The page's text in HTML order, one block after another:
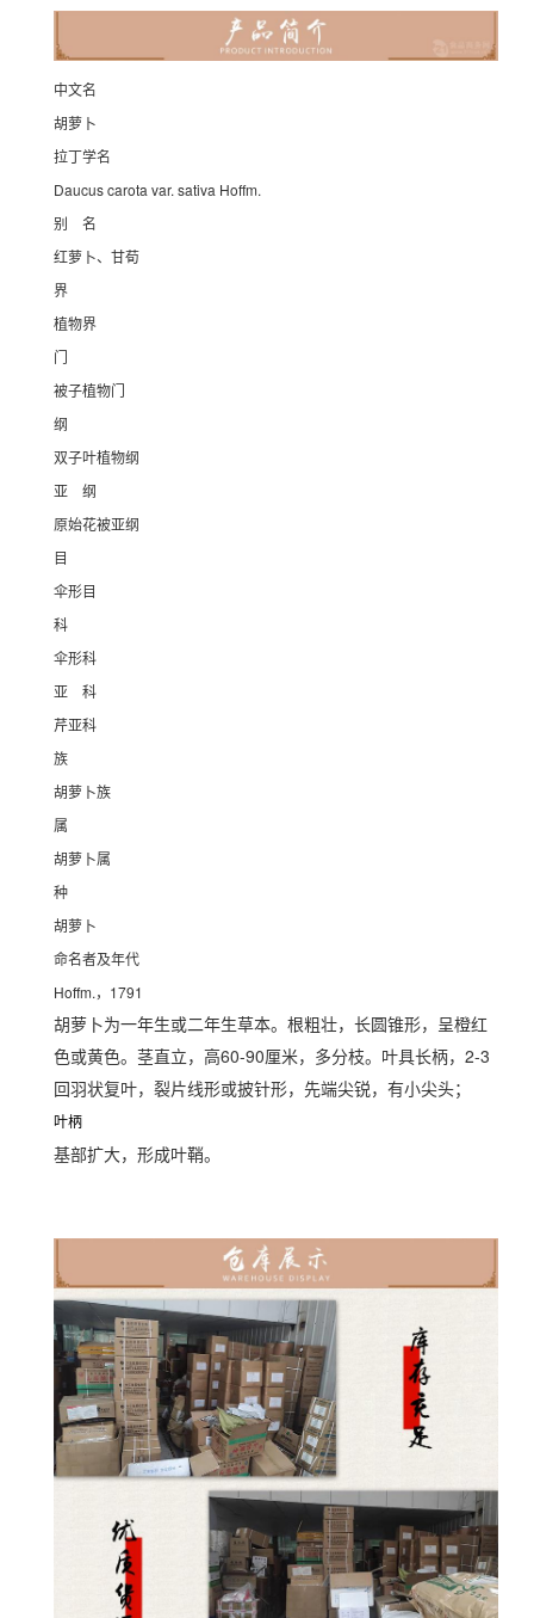
中文名
胡萝卜
拉丁学名
Daucus carota var. sativa Hoffm.
别 名
红萝卜、甘荀
界
植物界
门
被子植物门
纲
双子叶植物纲
亚 纲
原始花被亚纲
目
伞形目
科
伞形科
亚 科
芹亚科
族
胡萝卜族
属
胡萝卜属
种
胡萝卜
命名者及年代
Hoffm.，1791
胡萝卜为一年生或二年生草本。根粗壮，长圆锥形，呈橙红
色或黄色。茎直立，高60-90厘米，多分枝。叶具长柄，2-3
回羽状复叶，裂片线形或披针形，先端尖锐，有小尖头；
叶柄
基部扩大，形成叶鞘。